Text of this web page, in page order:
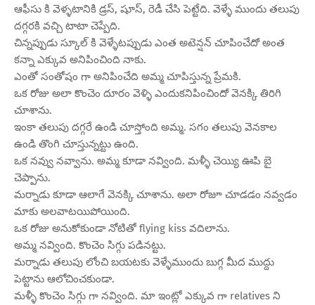
ఆఫీసు కి వెళ్ళటానికి డ్రస్, షూస్, రెడీ చేసి పెట్టేది. వెళ్ళే ముందు తలుపు
దగ్గరకి వచ్చి టాటా చెప్పేది.
చిన్నప్పుడు స్కూల్ కి వెళ్ళేటప్పుడు ఎంత అటెన్షన్ చూపించేదో అంత
కన్నా ఎక్కువ అనిపించింది నాకు.
ఎంతో సంతోషం గా అనిపించేది అమ్మ చూపిస్తున్న ప్రేమకి.
ఒక రోజు అలా కొంచెం దూరం వెళ్ళి ఎందుకనిపించిందో వెనక్కి తిరిగి
చూశాను.
ఇంకా తలుపు దగ్గరే ఉండి చూస్తోంది అమ్మ. సగం తలుపు వెనకాల
ఉండి తొంగి చూస్తున్నట్టు ఉంది.
ఒక నవ్వు నవ్వాను. అమ్మ కూడా నవ్వింది. మళ్ళీ చెయ్యి ఊపి బై
చెప్పాను.
మర్నాడు కూడా ఆలాగే వెనక్కి చూశాను. అలా రోజూ చూడడం నవ్వడం
మాకు అలవాటయిపోయింది.
ఒక రోజు అనుకోకుండా నోటితో flying kiss వదిలాను.
అమ్మ నవ్వింది. కొంచెం సిగ్గు పడినట్టు.
మర్నాడు తలుపు లోంచి బయటకు వెళ్ళేముందు బుగ్గ మీద ముద్దు
పెట్టాను ఆలోచించకుండా.
మళ్ళీ కొంచెం సిగ్గు గా నవ్వింది. మా ఇంట్లో ఎక్కువ గా relatives ని